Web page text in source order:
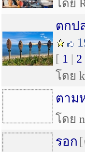
โดย
ตกป
[ 1 | 2
โดย
ตาม
โดย
รอก